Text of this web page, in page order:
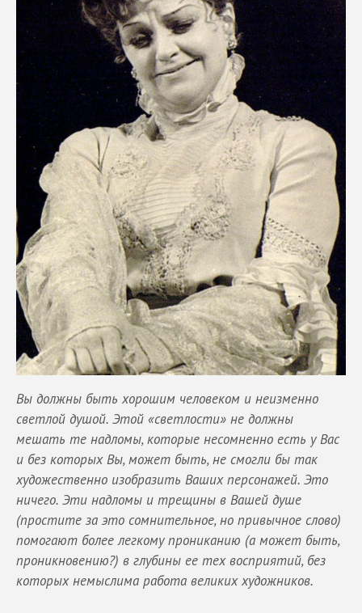
Вы должны быть хорошим человеком и неизменно
светлой душой. Этой «светлости» не должны
мешать те надломы, которые несомненно есть у Вас
и без которых Вы, может быть, не смогли бы так
художественно изобразить Ваших персонажей. Это
ничего. Эти надломы и трещины в Вашей душе
(простите за это сомнительное, но привычное слово)
помогают более легкому прониканию (а может быть,
проникновению?) в глубины ее тех восприятий, без
которых немыслима работа великих художников.